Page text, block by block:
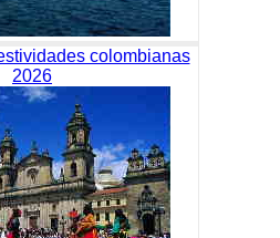
colombianas
2026